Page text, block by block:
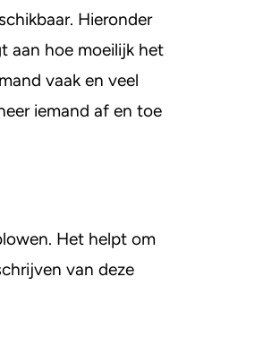
Hieronder
aan hoe moeilijk het
vaak en veel
iemand af en toe
Het helpt om
van deze